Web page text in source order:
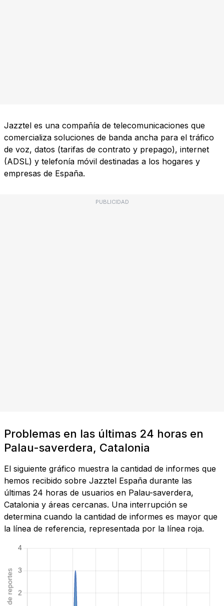
Jazztel es una compañía de telecomunicaciones que
comercializa soluciones de banda ancha para el tráfico
de voz, datos (tarifas de contrato y prepago), internet
(ADSL) y telefonía móvil destinadas a los hogares y
empresas de España.
PUBLICIDAD
Problemas en las últimas 24 horas en
Palau-saverdera, Catalonia
El siguiente gráfico muestra la cantidad de informes que
hemos recibido sobre Jazztel España durante las
últimas 24 horas de usuarios en Palau-saverdera,
Catalonia y áreas cercanas. Una interrupción se
determina cuando la cantidad de informes es mayor que
la línea de referencia, representada por la línea roja.